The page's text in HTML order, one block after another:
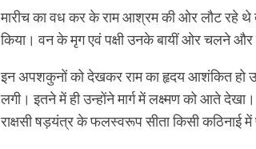
मारीच का वध कर के राम आश्रम की ओर लौट रहे थे
किया। वन के मृग एवं पक्षी उनके बायीं ओर चलने
इन अपशकुनों को देखकर राम का हृदय आशंकित हो
लगी। इतने में ही उन्होंने मार्ग में लक्ष्मण को आते
राक्षसी षड़यंत्र के फलस्वरूप सीता किसी कठिनाई